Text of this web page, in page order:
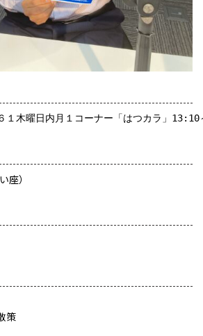
１木曜日内月１コーナー「はつカラ」13:10
座）
策